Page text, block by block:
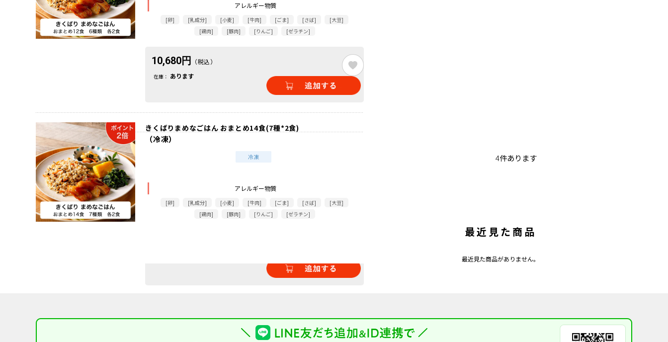
アレルギー物質
[卵] [乳成分] [小麦] [牛肉] [ごま] [さば]
[大豆]
[鶏肉]
[豚肉] [りんご] [ゼラチン]
10,680円 （税込）
在庫： あります
きくばりまめなごはん おまとめ14食(7種*2食)
（冷凍）
アレルギー物質
[卵] [乳成分] [小麦] [牛肉] [ごま] [さば]
[大豆]
[鶏肉]
[豚肉] [りんご] [ゼラチン]
4件あります
最近見た商品
最近見た商品がありません。